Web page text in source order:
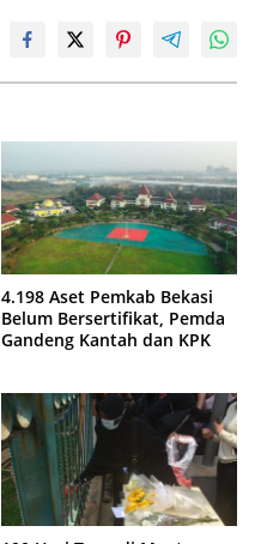
4.198 Aset Pemkab Bekasi
Belum Bersertifikat, Pemda
Gandeng Kantah dan KPK